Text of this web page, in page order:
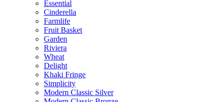
Essential
Cinderella
Farmlife
Fruit Basket
Garden
Riviera
Wheat
Delight
Khaki Fringe
Simplicity
Modern Classic Silver